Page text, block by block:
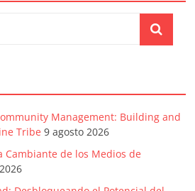
Management: Building and
Tribe 9 agosto 2026
Cambiante de los Medios de